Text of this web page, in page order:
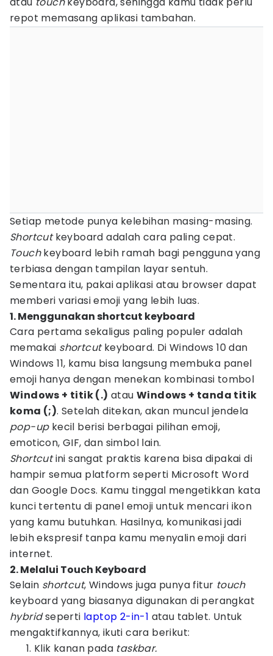
repot memasang aplikasi tambahan.
Setiap metode punya kelebihan masing-masing.
Shortcutkeyboard adalah cara paling cepat.
Touchkeyboard lebih ramah bagi pengguna yang
terbiasa dengan tampilan layar sentuh.
Sementara itu, pakai aplikasi atau browser dapat
memberi variasi emoji yang lebih luas.
1. Menggunakan shortcut keyboard
Cara pertama sekaligus paling populer adalah
memakai shortcutkeyboard. Di Windows 10 dan
Windows 11, kamu bisa langsung membuka panel
emoji hanya dengan menekan kombinasi tombol
Windows + titik (.) atauWindows + tanda titik
koma (;). Setelah ditekan, akan muncul jendela
pop-up kecil berisi berbagai pilihan emoji,
emoticon, GIF, dan simbol lain.
Shortcutini sangat praktis karena bisa dipakai di
hampir semua platform seperti Microsoft Word
dan Google Docs. Kamu tinggal mengetikkan kata
kunci tertentu di panel emoji untuk mencari ikon
yang kamu butuhkan. Hasilnya, komunikasi jadi
lebih ekspresif tanpa kamu menyalin emoji dari
internet.
2. Melalui Touch Keyboard
Selain shortcut, Windows juga punya fitur touch
keyboard yang biasanya digunakan di perangkat
hybridseperti laptop 2-in-1 atau tablet. Untuk
mengaktifkannya, ikuti cara berikut:
Klik kanan pada taskbar.